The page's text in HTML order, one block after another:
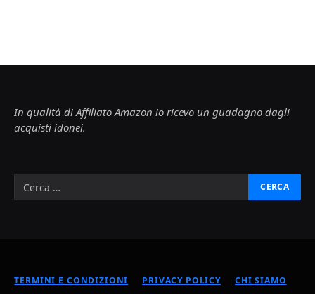
In qualità di Affiliato Amazon io ricevo un guadagno dagli
acquisti idonei.
TERMINI E CONDIZIONI PRIVACY POLICY CHI SIAMO